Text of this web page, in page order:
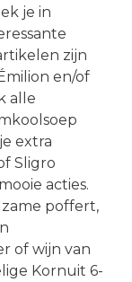
je in
zijn
en/of
alle
extra
Sligro
acties.
poffert,
of wijn van
Kornuit 6-